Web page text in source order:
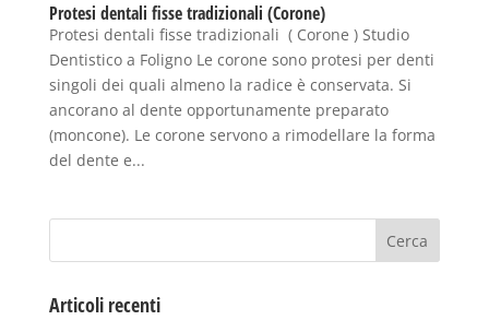
Protesi dentali fisse tradizionali (Corone)
Protesi dentali fisse tradizionali ( Corone ) Studio
Dentistico a Foligno Le corone sono protesi per denti
singoli dei quali almeno la radice è conservata. Si
ancorano al dente opportunamente preparato
(moncone). Le corone servono a rimodellare la forma
del dente e...
Articoli recenti